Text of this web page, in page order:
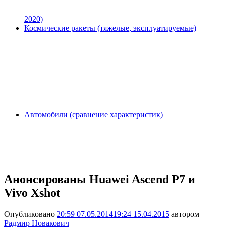
2020)
Космические ракеты (тяжелые, эксплуатируемые)
Автомобили (сравнение характеристик)
Анонсированы Huawei Ascend P7 и
Vivo Xshot
Опубликовано 20:59 07.05.201419:24 15.04.2015 автором
Радмир Новакович